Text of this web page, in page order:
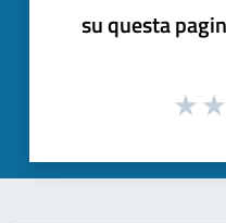
su questa